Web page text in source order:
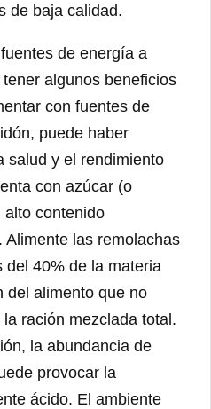
de baja calidad.
de energía a
algunos beneficios
con fuentes de
puede haber
salud y el rendimiento
con azúcar (o
alto contenido
las remolachas
del 40% de la materia
del alimento que no
ración mezclada total.
la abundancia de
provocar la
ácido. El ambiente